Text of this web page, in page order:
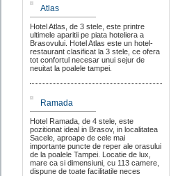
Atlas
Hotel Atlas, de 3 stele, este printre
ultimele aparitii pe piata hoteliera a
Brasovului. Hotel Atlas este un hotel-
restaurant clasificat la 3 stele, ce ofera
tot confortul necesar unui sejur de
neuitat la poalele tampei.
Ramada
Hotel Ramada, de 4 stele, este
pozitionat ideal in Brasov, in localitatea
Sacele, aproape de cele mai
importante puncte de reper ale orasului
de la poalele Tampei. Locatie de lux,
mare ca si dimensiuni, cu 113 camere,
dispune de toate facilitatile neces